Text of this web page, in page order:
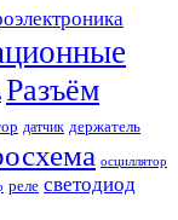
Разъём
датчик держатель
осциллятор
реле светодиод